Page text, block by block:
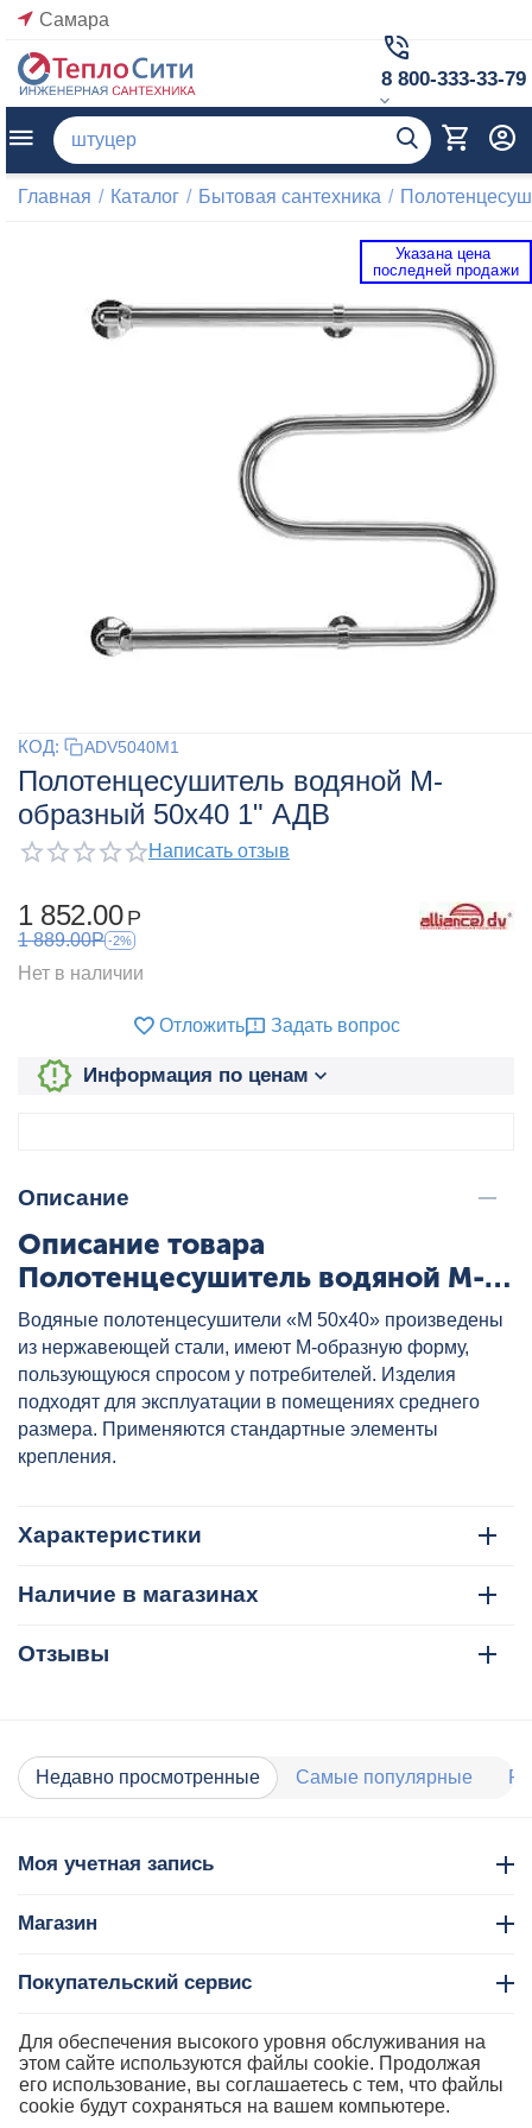
Самара
8 800-333-33-79
Главная / Каталог / Бытовая сантехника /
Указана цена
последней продажи
КОД: ADV5040M1
Полотенцесушитель водяной М-
образный 50x40 1" АДВ
Написать отзыв
1 852.00 Р
1 889.00Р -2%
Нет в наличии
Отложить Задать вопрос
Информация по ценам
Описание
Описание товара
Полотенцесушитель водяной М-
образный 50x40 1" АДВ, артикул:
ADV5040M1
Водяные полотенцесушители «М 50х40» произведены
из нержавеющей стали, имеют М-образную форму,
пользующуюся спросом у потребителей. Изделия
подходят для эксплуатации в помещениях среднего
размера. Применяются стандартные элементы
крепления.
Характеристики
Наличие в магазинах
Отзывы
Недавно просмотренные Самые популярные
Моя учетная запись
Магазин
Покупательский сервис
Контакты
Для обеспечения высокого уровня обслуживания на
этом сайте используются файлы cookie. Продолжая
его использование, вы соглашаетесь с тем, что файлы
cookie будут сохраняться на вашем компьютере.